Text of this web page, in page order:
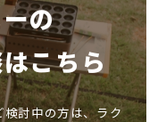
の
こちら
討中の方は、ラク